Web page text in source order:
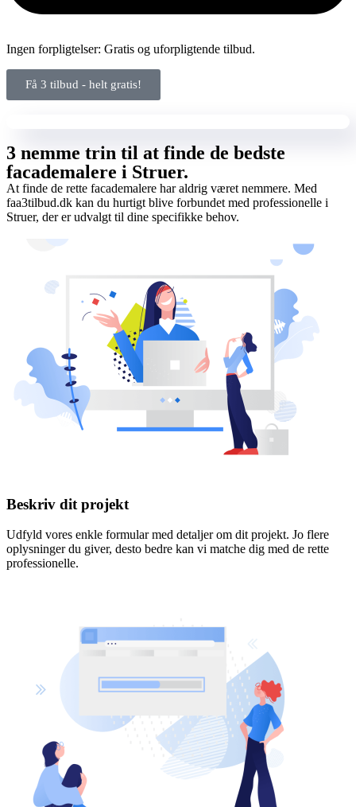
Ingen forpligtelser: Gratis og uforpligtende tilbud.
Få 3 tilbud - helt gratis!
3 nemme trin til at finde de bedste
facademalere i Struer.
At finde de rette facademalere har aldrig været nemmere. Med
faa3tilbud.dk kan du hurtigt blive forbundet med professionelle i
Struer, der er udvalgt til dine specifikke behov.
Beskriv dit projekt
Udfyld vores enkle formular med detaljer om dit projekt. Jo flere
oplysninger du giver, desto bedre kan vi matche dig med de rette
professionelle.